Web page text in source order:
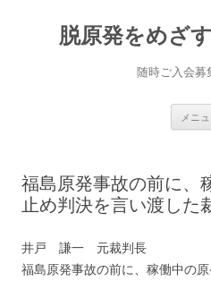
脱原発をめざ
随時ご入会募
メニ
福島原発事故の前に、
止め判決を言い渡した
井戸 謙一 元裁判長
福島原発事故の前に、稼働中の